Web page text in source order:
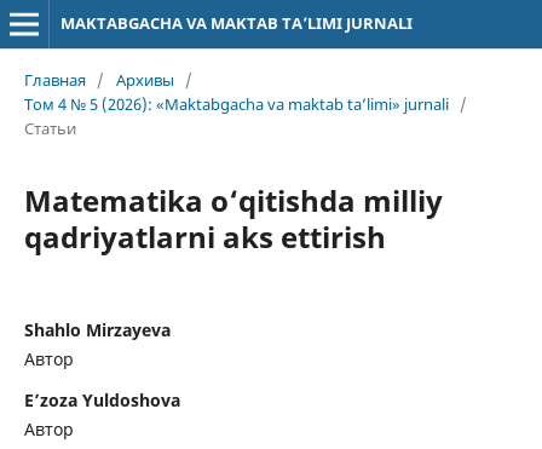
MAKTABGACHA VA MAKTAB TA’LIMI JURNALI
Главная / Архивы
/
Том 4 № 5 (2026): «Maktabgacha va maktab ta’limi» jurnali /
Статьи
Matematika o‘qitishda milliy
qadriyatlarni aks ettirish
Shahlo Mirzayeva
Автор
E’zoza Yuldoshova
Автор